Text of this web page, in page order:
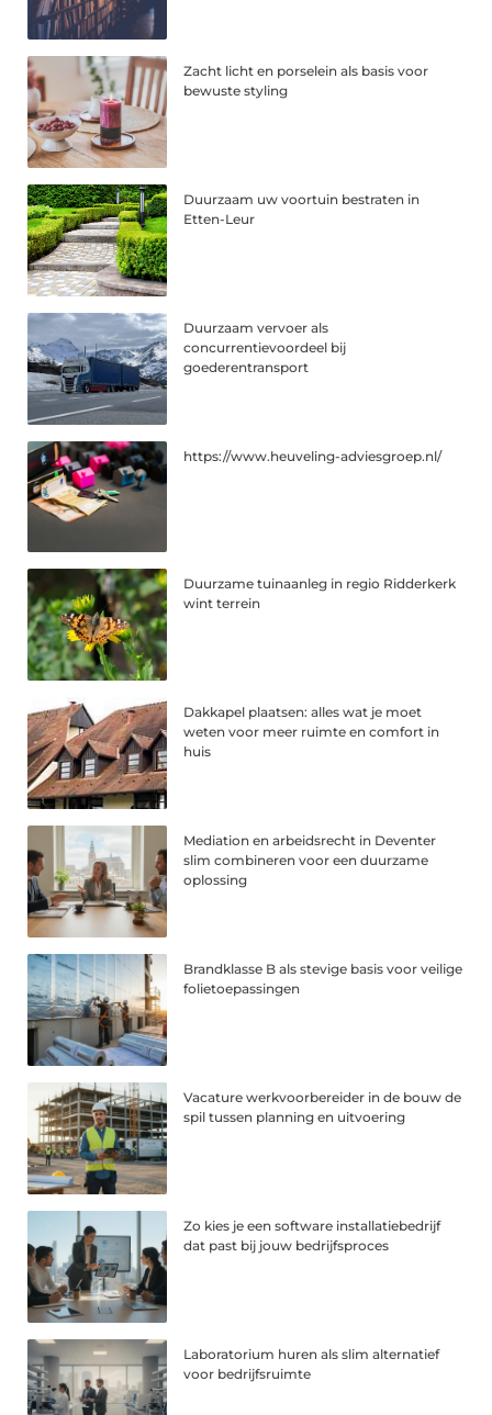
Zacht licht en porselein als basis voor
bewuste styling
Duurzaam uw voortuin bestraten in
Etten-Leur
Duurzaam vervoer als
concurrentievoordeel bij
goederentransport
https://www.heuveling-adviesgroep.nl/
Duurzame tuinaanleg in regio Ridderkerk
wint terrein
Dakkapel plaatsen: alles wat je moet
weten voor meer ruimte en comfort in
huis
Mediation en arbeidsrecht in Deventer
slim combineren voor een duurzame
oplossing
Brandklasse B als stevige basis voor veilige
folietoepassingen
Vacature werkvoorbereider in de bouw de
spil tussen planning en uitvoering
Zo kies je een software installatiebedrijf
dat past bij jouw bedrijfsproces
Laboratorium huren als slim alternatief
voor bedrijfsruimte